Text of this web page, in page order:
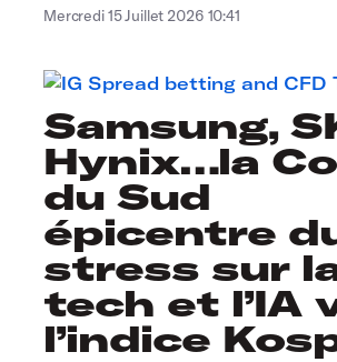
Mercredi 15 Juillet 2026 10:41
Samsung,
Hynix…la
du Sud
épicentre
stress sur
tech et l’IA
l’indice